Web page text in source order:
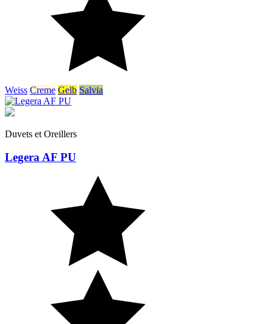
Weiss Creme Gelb Salvia
Duvets et Oreillers
Legera AF PU